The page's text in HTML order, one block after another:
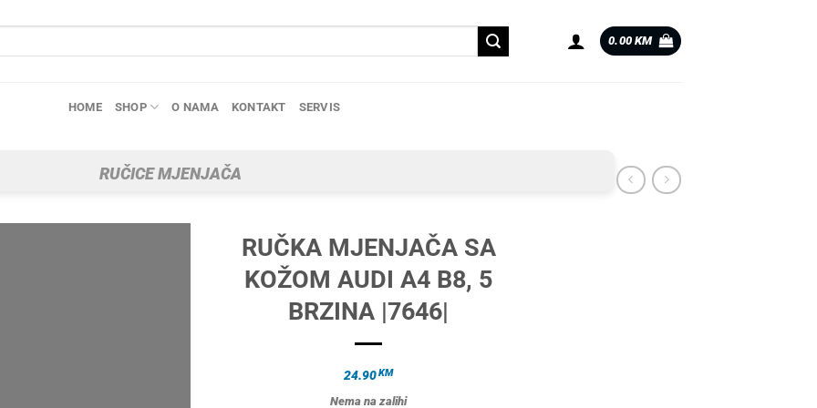
0.00 KM
HOME SHOP O NAMA KONTAKT SERVIS
RUČICE MJENJAČA
RUČKA MJENJAČA SA
KOŽOM AUDI A4 B8, 5
BRZINA |7646|
24.90KM
Nema na zalihi